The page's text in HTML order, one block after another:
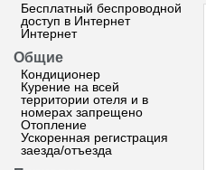
Бесплатный беспроводной
доступ в Интернет
Интернет
Общие
Кондиционер
Курение на всей
территории отеля и в
номерах запрещено
Отопление
Ускоренная регистрация
заезда/отъезда